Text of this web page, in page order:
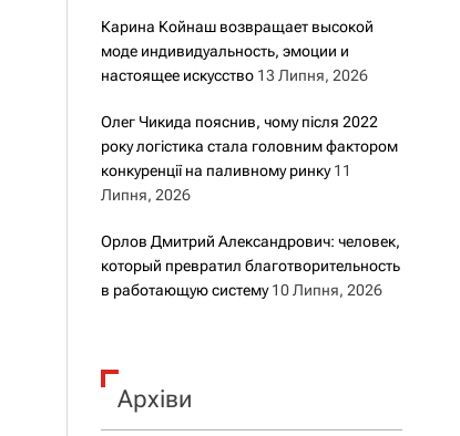
Карина Койнаш возвращает высокой
моде индивидуальность, эмоции и
настоящее искусство 13 Липня, 2026
Олег Чикида пояснив, чому після 2022
року логістика стала головним фактором
конкуренції на паливному ринку 11
Липня, 2026
Орлов Дмитрий Александрович: человек,
который превратил благотворительность
в работающую систему 10 Липня, 2026
Архіви